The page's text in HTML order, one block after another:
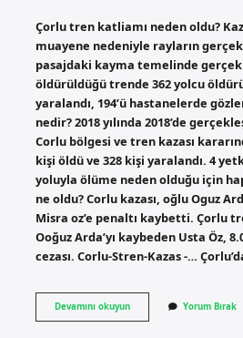
Çorlu tren katliamı neden oldu?
muayene nedeniyle rayların
pasajdaki kayma temelinde
öldürüldüğü trende 362 yolcu
yaralandı, 194’ü hastanelerde
nedir? 2018 yılında 2018’de
Corlu bölgesi ve tren kazası
kişi öldü ve 328 kişi yaralandı. 4
yoluyla ölüme neden olduğu için
ne oldu? Corlu kazası, oğlu Oguz
Misra oz’e penaltı kaybetti. Çorlu
Ooğuz Arda’yı kaybeden Usta Öz,
cezası. Corlu-Stren-Kazas -…
Devamını okuyunÇorlu
Davası
Yorum Bırak